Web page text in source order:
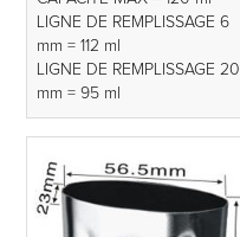
LIGNE DE REMPLISSAGE 6
mm = 112 ml
LIGNE DE REMPLISSAGE 20
mm = 95 ml